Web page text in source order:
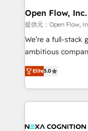
built to scale.
distribution,
finserv/fintech, IT
& logistics,
media, healthcare
Technical
Solutions and Growth
Open Flow, Inc.
提供元：Open Flow,
We’re a full-stack
ambitious companies
upgrading and
generating aspect of
HubSpot Elite
nerds who can
experience. Working hand-in-hand with your team,
Elite5.0